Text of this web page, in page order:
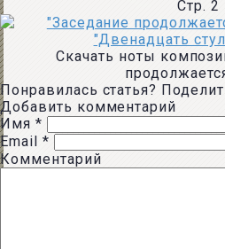
Стр. 2
Скачать ноты
Понравилась статья?
Добавить комментарий
Имя *
Email *
Комментарий